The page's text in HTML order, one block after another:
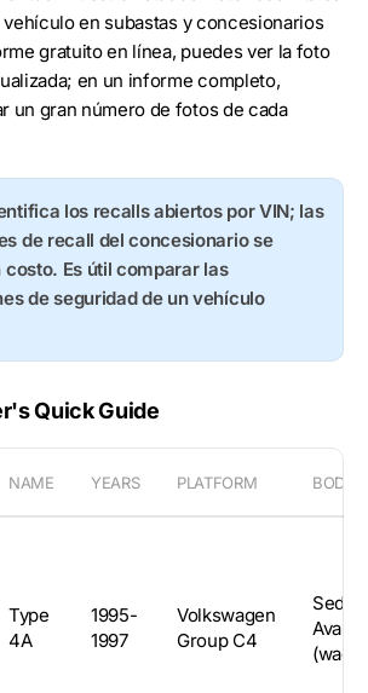
en subastas y concesionarios
gratuito en línea, puedes ver la foto
en un informe completo,
un gran número de fotos de cada
los recalls abiertos por VIN; las
de recall del concesionario se
costo. Es útil comparar las
de seguridad de un vehículo
Quick Guide
NAME YEARS PLATFORM BODY
Type
4A
1995-
1997
Volkswagen
Group C4
Avant